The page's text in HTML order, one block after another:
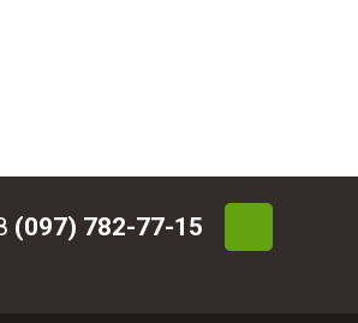
(097) 782-77-15